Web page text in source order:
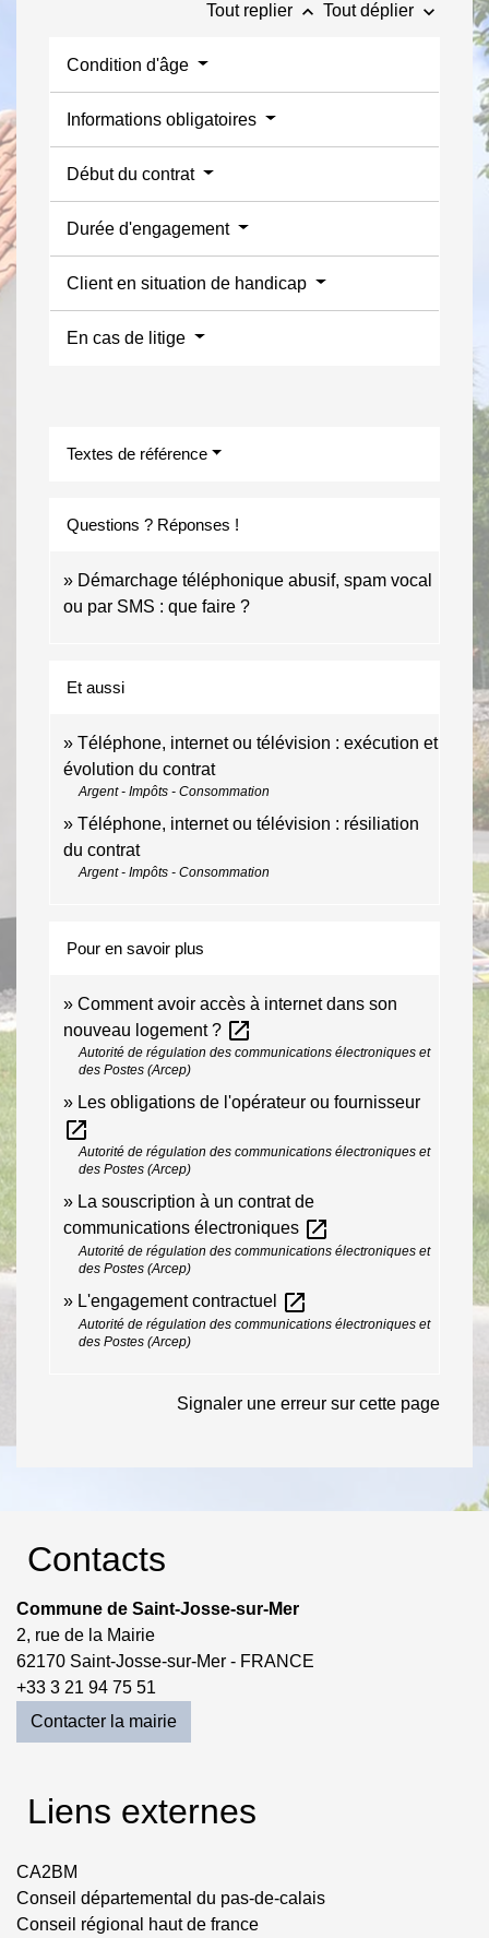
Tout replier keyboard_arrow_up Tout déplier keyboard_arrow_down
Condition d'âge
Informations obligatoires
Début du contrat
Durée d'engagement
Client en situation de handicap
En cas de litige
Textes de référence
Questions ? Réponses !
Démarchage téléphonique abusif, spam vocal
ou par SMS : que faire ?
Et aussi
Téléphone, internet ou télévision : exécution et
évolution du contrat
Argent - Impôts - Consommation
Téléphone, internet ou télévision : résiliation
du contrat
Argent - Impôts - Consommation
Pour en savoir plus
Comment avoir accès à internet dans son
nouveau logement ? open_in_new
Autorité de régulation des communications électroniques et
des Postes (Arcep)
Les obligations de l'opérateur ou fournisseur
open_in_new
Autorité de régulation des communications électroniques et
des Postes (Arcep)
La souscription à un contrat de
communications électroniques open_in_new
Autorité de régulation des communications électroniques et
des Postes (Arcep)
L'engagement contractuel open_in_new
Autorité de régulation des communications électroniques et
des Postes (Arcep)
Signaler une erreur sur cette page
Contacts
Commune de Saint-Josse-sur-Mer
2, rue de la Mairie
62170 Saint-Josse-sur-Mer - FRANCE
+33 3 21 94 75 51
Contacter la mairie
Liens externes
CA2BM
Conseil départemental du pas-de-calais
Conseil régional haut de france